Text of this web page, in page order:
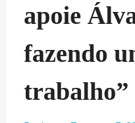
apoie
fazendo
trabalho”